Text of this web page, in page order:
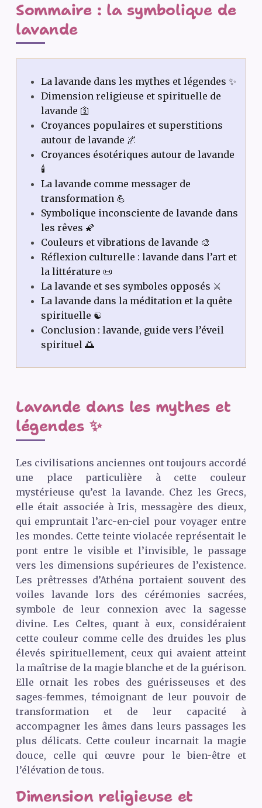
Sommaire : la symbolique de
lavande
La lavande dans les mythes et légendes ✨
Dimension religieuse et spirituelle de
lavande 🛐
Croyances populaires et superstitions
autour de lavande 🌌
Croyances ésotériques autour de lavande
🕯️
La lavande comme messager de
transformation 💪
Symbolique inconsciente de lavande dans
les rêves 🌠
Couleurs et vibrations de lavande 🎨
Réflexion culturelle : lavande dans l’art et
la littérature 📜
La lavande et ses symboles opposés ⚔️
La lavande dans la méditation et la quête
spirituelle ☯️
Conclusion : lavande, guide vers l’éveil
spirituel 🌅
Lavande dans les mythes et
légendes ✨
Les civilisations anciennes ont toujours accordé
une place particulière à cette couleur
mystérieuse qu’est la lavande. Chez les Grecs,
elle était associée à Iris, messagère des dieux,
qui empruntait l’arc-en-ciel pour voyager entre
les mondes. Cette teinte violacée représentait le
pont entre le visible et l’invisible, le passage
vers les dimensions supérieures de l’existence.
Les prêtresses d’Athéna portaient souvent des
voiles lavande lors des cérémonies sacrées,
symbole de leur connexion avec la sagesse
divine. Les Celtes, quant à eux, considéraient
cette couleur comme celle des druides les plus
élevés spirituellement, ceux qui avaient atteint
la maîtrise de la magie blanche et de la guérison.
Elle ornait les robes des guérisseuses et des
sages-femmes, témoignant de leur pouvoir de
transformation et de leur capacité à
accompagner les âmes dans leurs passages les
plus délicats. Cette couleur incarnait la magie
douce, celle qui œuvre pour le bien-être et
l’élévation de tous.
Dimension religieuse et